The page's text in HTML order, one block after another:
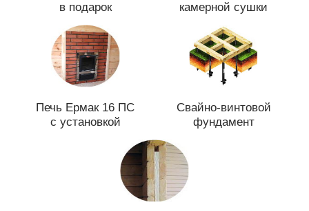
в подарок
камерной сушки
Печь Ермак 16 ПС
с установкой
Свайно-винтовой
фундамент